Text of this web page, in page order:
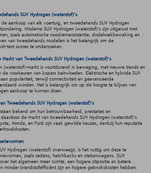
SUV Hydrogen (waterstof)'s
aankoop van elk voertuig, en tweedehands SUV Hydrogen
Moderne SUV Hydrogen (waterstof)'s zijn uitgerust met
zoals automatische noodremassistentie, dodehoekbewaking en
van tweedehands modellen is het belangrijk om de
test scores te onderzoeken.
van Tweedehands SUV Hydrogen (waterstof)'s
(waterstof)-markt is voortdurend in beweging, met nieuwe trends en
voorkeuren van kopers beïnvloeden. Elektrische en hybride SUV
populariteit, terwijl connectiviteit en geavanceerde
worden. Het is belangrijk om op de hoogte te blijven van
aankoop te kunnen doen.
Tweedehands SUV Hydrogen (waterstof)'s
bekend om hun betrouwbaarheid, prestaties en
de markt van tweedehands SUV Hydrogen (waterstof)'s.
Honda, en Ford zijn vaak gewilde keuzes, dankzij hun reputatie
Hydrogen (waterstof) overweegt, is het nuttig om deze te
zoals sedans, hatchbacks en stationwagens. SUV
het algemeen meer ruimte, een hogere zitpositie en betere
minder brandstofefficiënt zijn en hogere gebruikskosten hebben.